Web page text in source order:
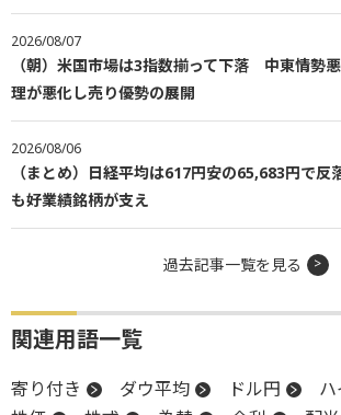
2026/08/07
（朝）米国市場は3指数揃って下落 中東情勢
理が悪化し売り優勢の展開
2026/08/06
（まとめ）日経平均は617円安の65,683円で
も好業績銘柄が支え
過去記事一覧を見る
関連用語一覧
寄り付き ダウ平均 ドル円